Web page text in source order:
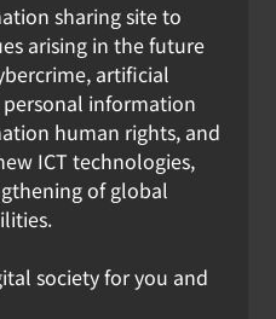
sharing site to
arising in the future
artificial
information
human rights, and
ICT technologies,
of global
society for you and